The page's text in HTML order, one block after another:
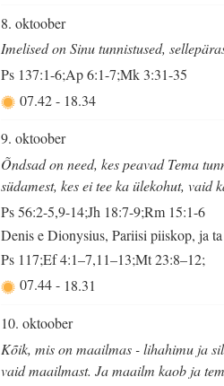
8. oktoober
Imelised on Sinu tunnistused,
Ps 137:1-6;Ap 6:1-7;Mk 3:31-35
07.42- 18.34
9. oktoober
Õndsad on need, kes peavad Tema
südamest, kes ei tee ka ülekohut, vaid
Ps 56:2-5,9-14;Jh 18:7-9;Rm 15:1-6
Denis e Dionysius, Pariisi piiskop, ja
Ps 117;Ef 4:1–7,11–13;Mt 23:8–12;
07.44- 18.31
10. oktoober
Kõik, mis on maailmas - lihahimu ja
vaid maailmast. Ja maailm kaob ja